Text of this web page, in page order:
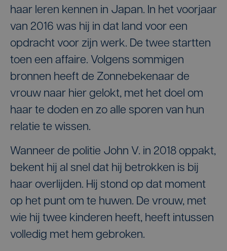
haar leren kennen in Japan. In het voorjaar
van 2016 was hij in dat land voor een
opdracht voor zijn werk. De twee startten
toen een affaire. Volgens sommigen
bronnen heeft de Zonnebekenaar de
vrouw naar hier gelokt, met het doel om
haar te doden en zo alle sporen van hun
relatie te wissen.
Wanneer de politie John V. in 2018 oppakt,
bekent hij al snel dat hij betrokken is bij
haar overlijden. Hij stond op dat moment
op het punt om te huwen. De vrouw, met
wie hij twee kinderen heeft, heeft intussen
volledig met hem gebroken.